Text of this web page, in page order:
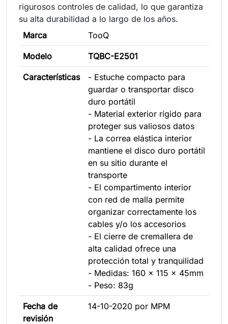
rigurosos controles de calidad, lo que garantiza
su alta durabilidad a lo largo de los años.
Marca
TooQ
Modelo TQBC-E2501
Características
- Estuche compacto para
guardar o transportar disco
duro portátil
- Material exterior rígido para
proteger sus valiosos datos
- La correa elástica interior
mantiene el disco duro portátil
en su sitio durante el
transporte
- El compartimento interior
con red de malla permite
organizar correctamente los
cables y/o los accesorios
- El cierre de cremallera de
alta calidad ofrece una
protección total y tranquilidad
- Medidas: 160 x 115 x 45mm
- Peso: 83g
Fecha de
revisión
14-10-2020 por MPM